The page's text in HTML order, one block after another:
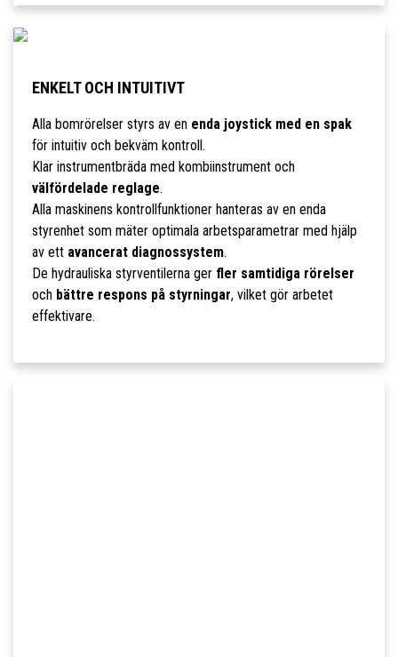
ENKELT OCH INTUITIVT
Alla bomrörelser styrs av en enda joystick med en spak
för intuitiv och bekväm kontroll.
Klar instrumentbräda med kombiinstrument och
välfördelade reglage.
Alla maskinens kontrollfunktioner hanteras av en enda
styrenhet som mäter optimala arbetsparametrar med hjälp
av ett avancerat diagnossystem.
De hydrauliska styrventilerna ger fler samtidiga rörelser
och bättre respons på styrningar, vilket gör arbetet
effektivare.